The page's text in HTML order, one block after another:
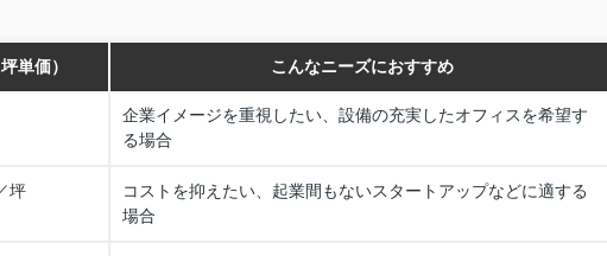
単価） こんなニーズにおすすめ
企業イメージを重視したい、設備の充実したオフィスを希望す
る場合
坪
コストを抑えたい、起業間もないスタートアップなどに適する
場合